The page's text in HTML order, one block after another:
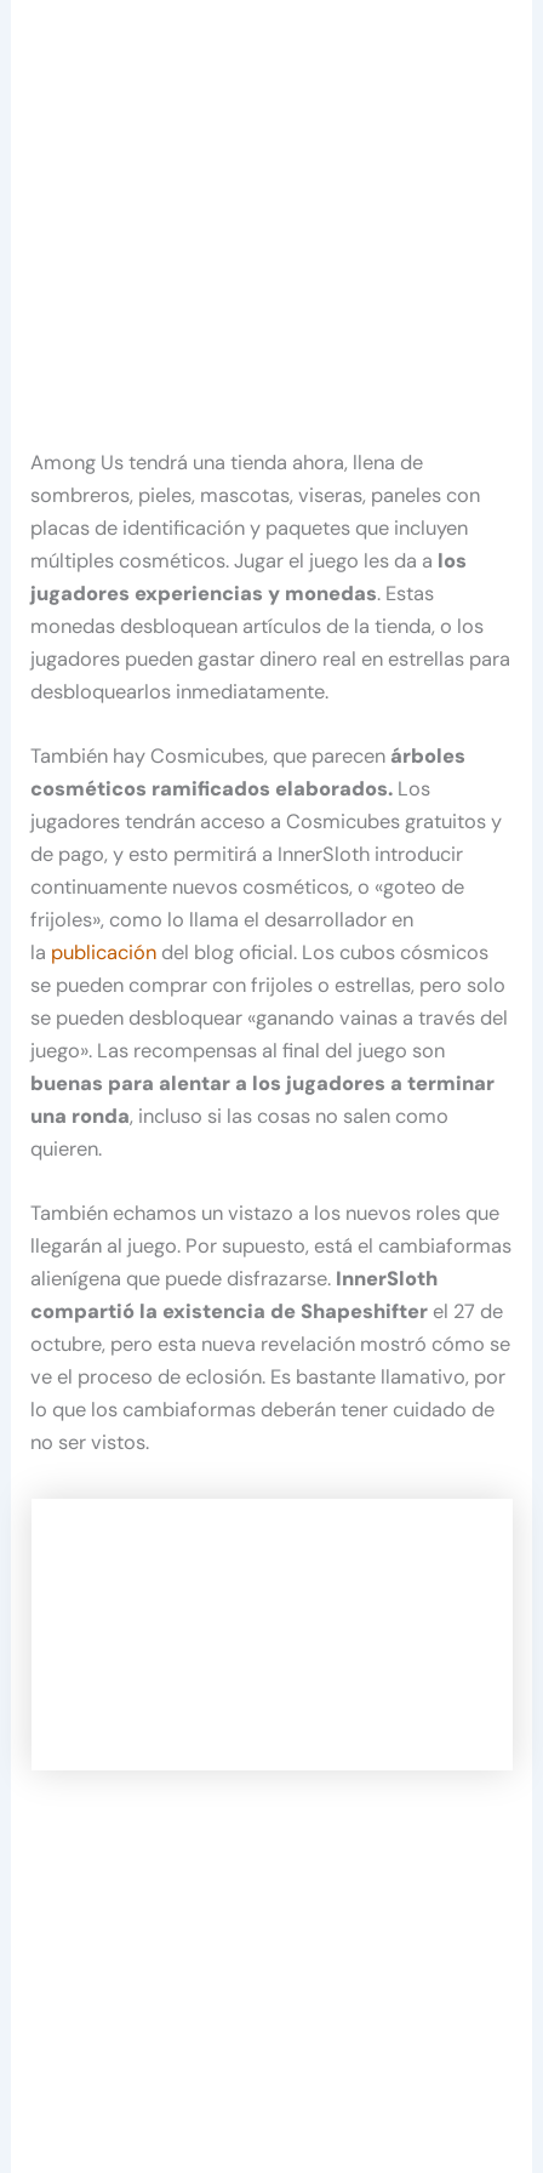
Among Us tendrá una tienda ahora, llena de
sombreros, pieles, mascotas, viseras, paneles con
placas de identificación y paquetes que incluyen
múltiples cosméticos. Jugar el juego les da a los
jugadores experiencias y monedas. Estas
monedas desbloquean artículos de la tienda, o los
jugadores pueden gastar dinero real en estrellas para
desbloquearlos inmediatamente.
También hay Cosmicubes, que parecen árboles
cosméticos ramificados elaborados. Los
jugadores tendrán acceso a Cosmicubes gratuitos y
de pago, y esto permitirá a InnerSloth introducir
continuamente nuevos cosméticos, o «goteo de
frijoles», como lo llama el desarrollador en
la publicación del blog oficial. Los cubos cósmicos
se pueden comprar con frijoles o estrellas, pero solo
se pueden desbloquear «ganando vainas a través del
juego». Las recompensas al final del juego son
buenas para alentar a los jugadores a terminar
una ronda, incluso si las cosas no salen como
quieren.
También echamos un vistazo a los nuevos roles que
llegarán al juego. Por supuesto, está el cambiaformas
alienígena que puede disfrazarse. InnerSloth
compartió la existencia de Shapeshifter el 27 de
octubre, pero esta nueva revelación mostró cómo se
ve el proceso de eclosión. Es bastante llamativo, por
lo que los cambiaformas deberán tener cuidado de
no ser vistos.